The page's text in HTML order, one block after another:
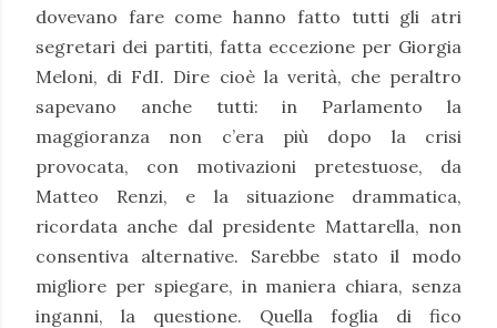
dovevano fare come hanno fatto tutti gli atri
segretari dei partiti, fatta eccezione per Giorgia
Meloni, di FdI. Dire cioè la verità, che peraltro
sapevano anche tutti: in Parlamento la
maggioranza non c’era più dopo la crisi
provocata, con motivazioni pretestuose, da
Matteo Renzi, e la situazione drammatica,
ricordata anche dal presidente Mattarella, non
consentiva alternative. Sarebbe stato il modo
migliore per spiegare, in maniera chiara, senza
inganni, la questione. Quella foglia di fico